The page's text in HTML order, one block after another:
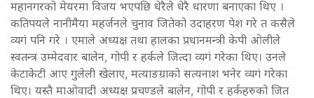
महानगरको मेयरमा विजय भएपछि धेरैले धेरै धारणा बनाएका थिए ।
कतिपयले नानीमैया महर्जनले चुनाव जितेको उदाहरण पेश गरे त कसैले
व्यगं पनि गरे । एमाले अध्यक्ष तथा हालका प्रधानमन्त्री केपी ओलीले
स्वतन्त्र उम्मेदवार बालेन, गोपी र हर्कले जित्दा व्यगं गरेका थिए। उनले
केटाकेटी आए गुलेली खेलाए, मत्याङग्राको सत्यनाश भनेर व्यगं गरेका
थिए। यस्तै माओवादी अध्यक्ष प्रचण्डले बालेन, गोपी र हर्कहरुको जित